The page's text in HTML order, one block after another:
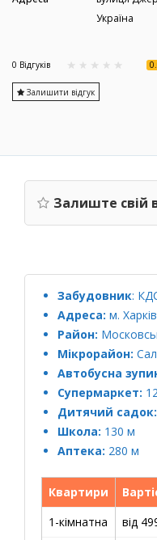
Україна
0 Вiдгукiв
Залишити відгук
Залиште свій
Забудовник:
Адреса: м.
Район:
Мікрорайон:
Автобусна
Супермаркет:
Дитячий садок:
Школа: 130 м
Аптека: 280 м
Квартири
1-кімнатна
від